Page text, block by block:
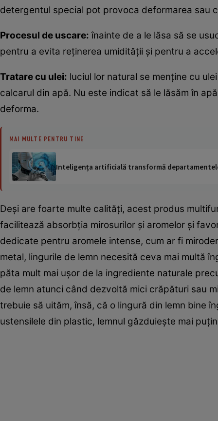
detergentul special pot provoca deformarea sau
Procesul de uscare: înainte de a le lăsa să se
pentru a evita reținerea umidității și pentru a
Tratare cu ulei: luciul lor natural se menține cu
calcarul din apă. Nu este indicat să le lăsăm în
deforma.
MAI MULTE PENTRU TINE
Inteligența artificială transformă
Deși are foarte multe calități, acest produs
facilitează absorbția mirosurilor și aromelor și
dedicate pentru aromele intense, cum ar fi
metal, lingurile de lemn necesită ceva mai multă
păta mult mai ușor de la ingrediente naturale
de lemn atunci când dezvoltă mici crăpături sau
trebuie să uităm, însă, că o lingură din lemn bine
ustensilele din plastic, lemnul găzduiește mai